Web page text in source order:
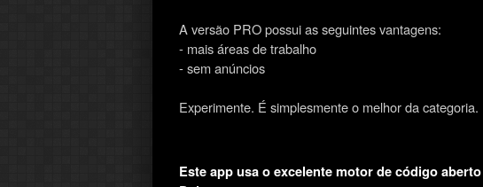
A versão PRO possui as seguintes vantagens:
- mais áreas de trabalho
- sem anúncios
Experimente. É simplesmente o melhor da categoria.
Este app usa o excelente motor de código